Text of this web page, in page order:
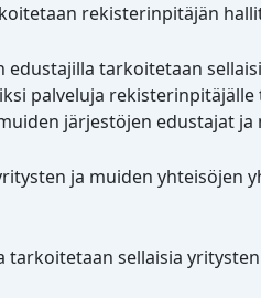
rekisterinpitäjän
edustajilla tarkoitetaan
palveluja
järjestöjen edustajat ja
ja muiden yhteisöjen
tarkoitetaan sellaisia